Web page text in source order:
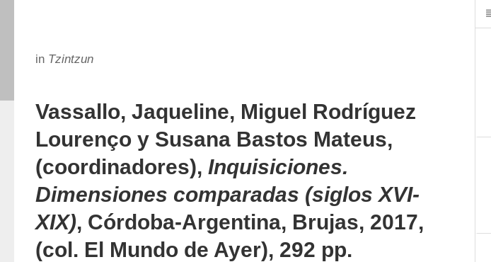
in Tzintzun
Vassallo, Jaqueline, Miguel Rodríguez
Lourenço y Susana Bastos Mateus,
(coordinadores), Inquisiciones.
Dimensiones comparadas (siglos XVI-
XIX), Córdoba-Argentina, Brujas, 2017,
(col. El Mundo de Ayer), 292 pp.